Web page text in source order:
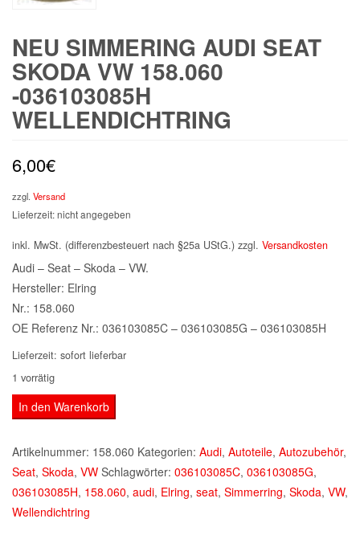
NEU SIMMERING AUDI SEAT
SKODA VW 158.060
-036103085H
WELLENDICHTRING
6,00€
zzgl. Versand
Lieferzeit: nicht angegeben
inkl. MwSt. (differenzbesteuert nach §25a UStG.) zzgl. Versandkosten
Audi – Seat – Skoda – VW.
Hersteller: Elring
Nr.: 158.060
OE Referenz Nr.: 036103085C – 036103085G – 036103085H
Lieferzeit: sofort lieferbar
1 vorrätig
NEU
Simmering
Audi
Seat
VW
In den Warenkorb
Artikelnummer: 158.060 Kategorien: Audi, Autoteile, Autozubehör,
Seat, Skoda, VW Schlagwörter: 036103085C, 036103085G,
036103085H, 158.060, audi, Elring, seat, Simmerring, Skoda, VW,
Wellendichtring